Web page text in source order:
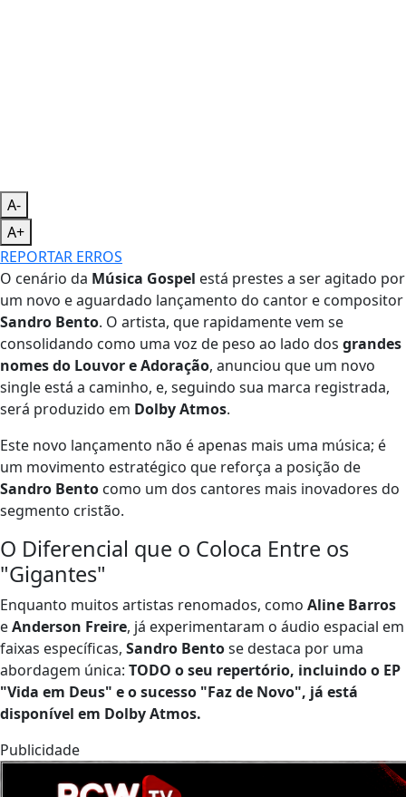
A-
A+
REPORTAR ERROS
O cenário da Música Gospel está prestes a ser agitado por
um novo e aguardado lançamento do cantor e compositor
Sandro Bento. O artista, que rapidamente vem se
consolidando como uma voz de peso ao lado dos grandes
nomes do Louvor e Adoração, anunciou que um novo
single está a caminho, e, seguindo sua marca registrada,
será produzido em Dolby Atmos.
Este novo lançamento não é apenas mais uma música; é
um movimento estratégico que reforça a posição de
Sandro Bento como um dos cantores mais inovadores do
segmento cristão.
O Diferencial que o Coloca Entre os
"Gigantes"
Enquanto muitos artistas renomados, como Aline Barros
eAnderson Freire, já experimentaram o áudio espacial em
faixas específicas, Sandro Bentose destaca por uma
abordagem única: TODO o seu repertório, incluindo o EP
"Vida em Deus" e o sucesso "Faz de Novo", já está
disponível em Dolby Atmos.
Publicidade